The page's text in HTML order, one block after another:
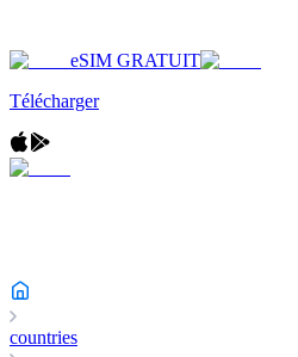
eSIM GRATUIT
Télécharger
countries